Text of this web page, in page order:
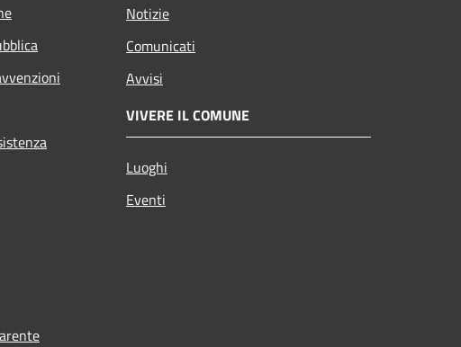
Notizie
Comunicati
Avvisi
VIVERE IL COMUNE
Luoghi
Eventi